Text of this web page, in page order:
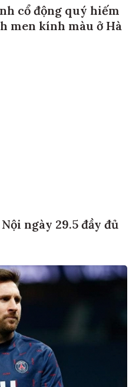
cổ động quý hiếm
men kính màu ở Hà
ngày 29.5 đầy đủ